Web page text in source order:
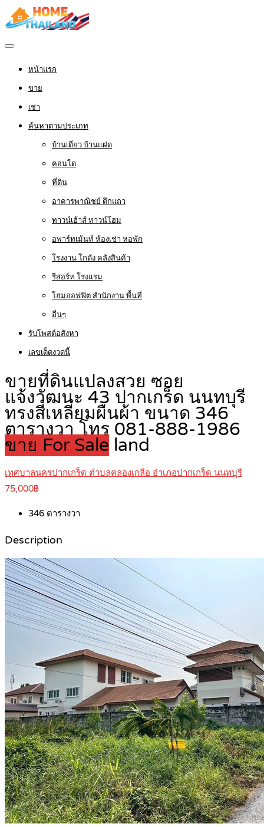
หน้าแรก
ขาย
เช่า
ค้นหาตามประเภท
บ้านเดี่ยว บ้านแฝด
คอนโด
ที่ดิน
อาคารพาณิชย์ ตึกแถว
ทาวน์เฮ้าส์ ทาวน์โฮม
อพาร์ทเม้นท์ ห้องเช่า หอพัก
โรงงาน โกดัง คลังสินค้า
รีสอร์ท โรงแรม
โฮมออฟฟิต สำนักงาน พื้นที่
อื่นๆ
รับโพสต์อสังหา
เลขเด็ดงวดนี้
ขายที่ดินแปลงสวย ซอย
แจ้งวัฒนะ 43 ปากเกร็ด นนทบุรี
ทรงสี่เหลี่ยมผืนผ้า ขนาด 346
ตารางวา โทร 081-888-1986
ขาย For Sale land
เทศบาลนครปากเกร็ด ตำบลคลองเกลือ อำเภอปากเกร็ด นนทบุรี
75,000฿
346 ตารางวา
Description